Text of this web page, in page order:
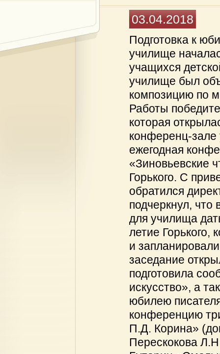
03.04.2018
Подготовка к
училище
учащихся
училище был
композицию по
Работы
которая
конференц-зале
ежегодная
«Зиновьевские
Горького. С
обратился
подчеркнул, что
для училища
летие Горького,
и
заседание
подготовила
искусство», а
юбилею
конференцию
П.Д. Корина»
Перескокова